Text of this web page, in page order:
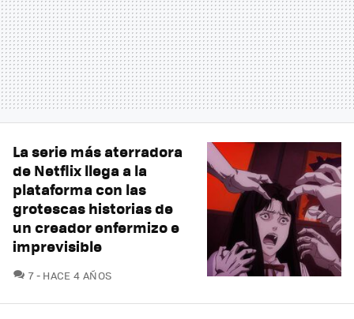
La serie más aterradora
de Netflix llega a la
plataforma con las
grotescas historias de
un creador enfermizo e
imprevisible
7COMENTARIOS
HACE 4 AÑOS